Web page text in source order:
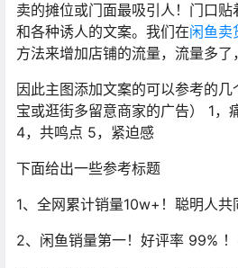
卖的摊位或门面最吸引人！门口
和各种诱人的文案。我们在闲鱼卖
方法来增加店铺的流量，流量多
因此主图添加文案的可以参考的
宝或逛街多留意商家的广告） 1，
4，共鸣点 5，紧迫感
下面给出一些参考标题
1、全网累计销量10w+！聪明人共
2、闲鱼销量第一！好评率 99% ！